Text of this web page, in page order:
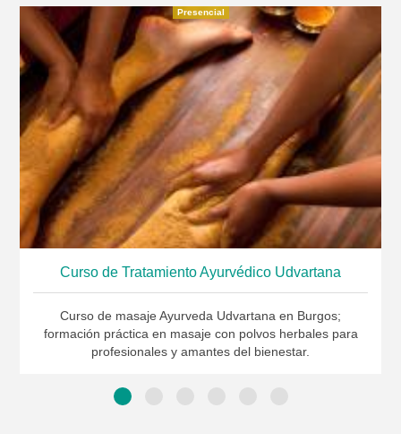
Curso de Tratamiento Ayurvédico Udvartana
Curso de masaje Ayurveda Udvartana en Burgos;
formación práctica en masaje con polvos herbales para
profesionales y amantes del bienestar.
Presencial